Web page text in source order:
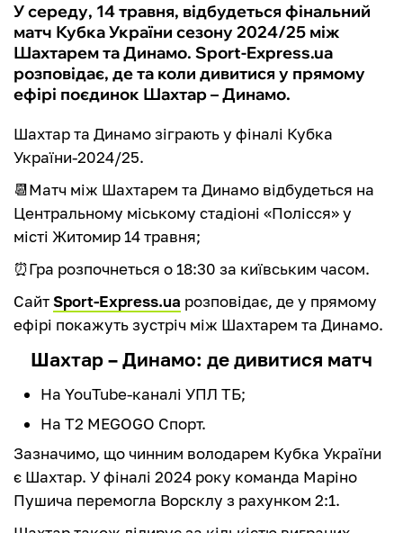
У середу, 14 травня, відбудеться фінальний
матч Кубка України сезону 2024/25 між
Шахтарем та Динамо. Sport-Express.ua
розповідає, де та коли дивитися у прямому
ефірі поєдинок Шахтар – Динамо.
Шахтар та Динамо зіграють у фіналі Кубка
України-2024/25.
📆Матч між Шахтарем та Динамо відбудеться на
Центральному міському стадіоні «Полісся» у
місті Житомир 14 травня;
⏰Гра розпочнеться о 18:30 за київським часом.
Сайт Sport-Express.ua розповідає, де у прямому
ефірі покажуть зустріч між Шахтарем та Динамо.
Шахтар – Динамо: де дивитися матч
На YouTube-каналі УПЛ ТБ;
На Т2 MEGOGO Спорт.
Зазначимо, що чинним володарем Кубка України
є Шахтар. У фіналі 2024 року команда Маріно
Пушича перемогла Ворсклу з рахунком 2:1.